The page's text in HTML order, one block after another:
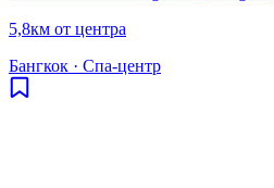
5,8км от центра
Бангкок · Спа-центр